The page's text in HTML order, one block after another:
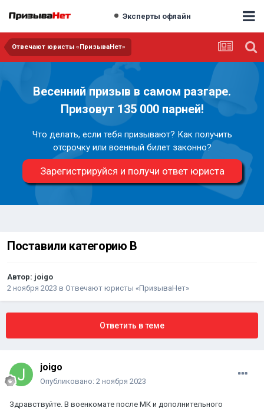
Эксперты офлайн
Отвечают юристы «ПризываНет»
Весенний призыв в самом разгаре.
Призовут 135 000 парней!
Что делать, если тебя призывают? Как получить
отсрочку или военный билет законно?
Зарегистрируйся и получи ответ юриста
Поставили категорию В
Автор: joigo
2 ноября 2023 в Отвечают юристы «ПризываНет»
Ответить в теме
joigo
Опубликовано: 2 ноября 2023
Здравствуйте. В военкомате после МК и дополнительного